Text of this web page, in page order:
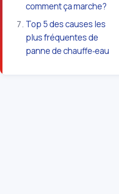
comment ça marche?
Top 5 des causes les
plus fréquentes de
panne de chauffe‑eau